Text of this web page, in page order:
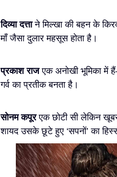
दिव्या दत्ताने मिल्खा की बहन के
माँ जैसा दुलार महसूस होता है।
प्रकाश राजएक अनोखी भूमिका में
गर्व का प्रतीक बनता है।
सोनम कपूरएक छोटी सी लेकिन
शायद उसके छूटे हुए ‘सपनों’ का